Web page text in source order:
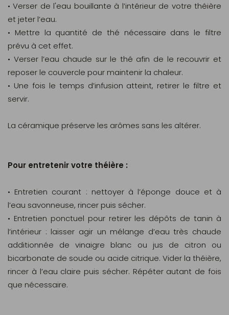
• Verser de l'eau bouillante à l’intérieur de votre théière
et jeter l’eau.
• Mettre la quantité de thé nécessaire dans le filtre
prévu à cet effet.
• Verser l’eau chaude sur le thé afin de le recouvrir et
reposer le couvercle pour maintenir la chaleur.
• Une fois le temps d’infusion atteint, retirer le filtre et
servir.
La céramique préserve les arômes sans les altérer.
Pour entretenir votre théière :
• Entretien courant : nettoyer à l’éponge douce et à
l’eau savonneuse, rincer puis sécher.
• Entretien ponctuel pour retirer les dépôts de tanin à
l’intérieur : laisser agir un mélange d’eau très chaude
additionnée de vinaigre blanc ou jus de citron ou
bicarbonate de soude ou acide citrique. Vider la théière,
rincer à l’eau claire puis sécher. Répéter autant de fois
que nécessaire.